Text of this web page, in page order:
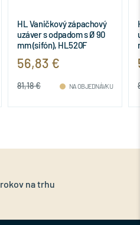
HL Vaničkový zápachový
uzáver s odpadom s Ø 90
mm (sifón), HL520F
56,83 €
81,18 € NA OBJEDNÁVKU
rokov na trhu